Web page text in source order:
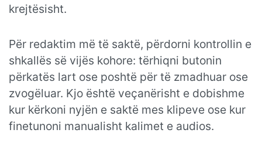
krejtësisht.
Për redaktim më të saktë, përdorni kontrollin e
shkallës së vijës kohore: tërhiqni butonin
përkatës lart ose poshtë për të zmadhuar ose
zvogëluar. Kjo është veçanërisht e dobishme
kur kërkoni nyjën e saktë mes klipeve ose kur
finetunoni manualisht kalimet e audios.